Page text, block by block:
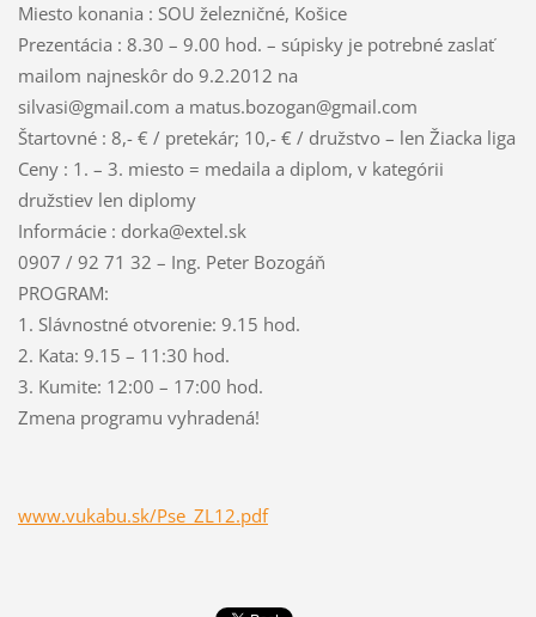
Miesto konania : SOU železničné, Košice
Prezentácia : 8.30 – 9.00 hod. – súpisky je potrebné zaslať
mailom najneskôr do 9.2.2012 na
silvasi@gmail.com a matus.bozogan@gmail.com
Štartovné : 8,- € / pretekár; 10,- € / družstvo – len Žiacka liga
Ceny : 1. – 3. miesto = medaila a diplom, v kategórii
družstiev len diplomy
Informácie : dorka@extel.sk
0907 / 92 71 32 – Ing. Peter Bozogáň
PROGRAM:
1. Slávnostné otvorenie: 9.15 hod.
2. Kata: 9.15 – 11:30 hod.
3. Kumite: 12:00 – 17:00 hod.
Zmena programu vyhradená!
www.vukabu.sk/Pse_ZL12.pdf